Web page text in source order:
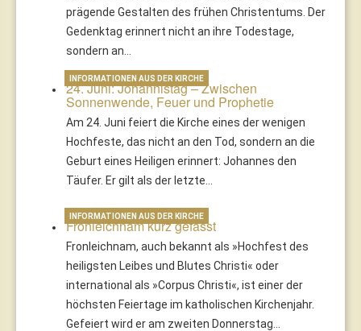
prägende Gestalten des frühen Christentums. Der
Gedenktag erinnert nicht an ihre Todestage,
sondern an…
24. Juni: Johannistag – Zwischen
Sonnenwende, Feuer und Prophetie
Am 24. Juni feiert die Kirche eines der wenigen
Hochfeste, das nicht an den Tod, sondern an die
Geburt eines Heiligen erinnert: Johannes den
Täufer. Er gilt als der letzte…
INFORMATIONEN AUS DER KIRCHE
Fronleichnam kurz gefasst
Fronleichnam, auch bekannt als »Hochfest des
heiligsten Leibes und Blutes Christi« oder
international als »Corpus Christi«, ist einer der
höchsten Feiertage im katholischen Kirchenjahr.
Gefeiert wird er am zweiten Donnerstag…
INFORMATIONEN AUS DER KIRCHE